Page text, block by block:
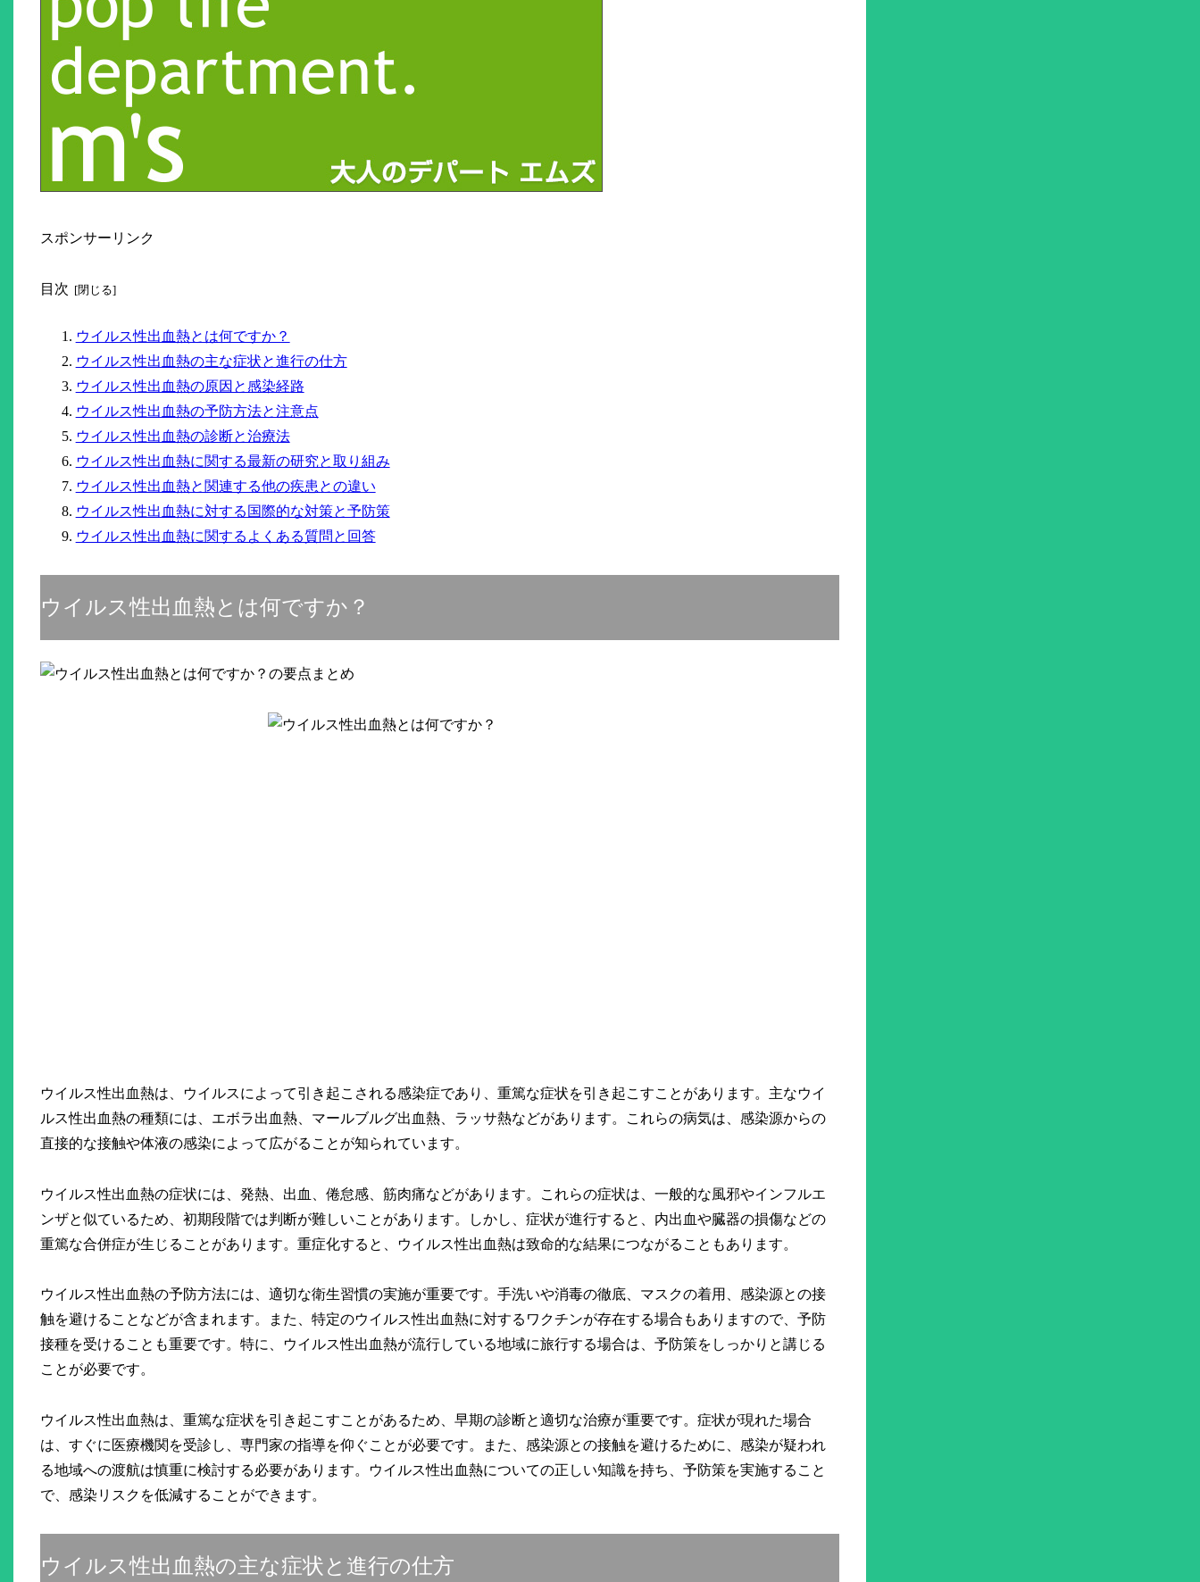
スポンサーリンク
目次
ウイルス性出血熱とは何ですか？
ウイルス性出血熱の主な症状と進行の仕方
ウイルス性出血熱の原因と感染経路
ウイルス性出血熱の予防方法と注意点
ウイルス性出血熱の診断と治療法
ウイルス性出血熱に関する最新の研究と取り組み
ウイルス性出血熱と関連する他の疾患との違い
ウイルス性出血熱に対する国際的な対策と予防策
ウイルス性出血熱に関するよくある質問と回答
ウイルス性出血熱とは何ですか？
ウイルス性出血熱は、ウイルスによって引き起こされる感染症であり、重篤な症状を引き起こすことがあります。主なウイ
ルス性出血熱の種類には、エボラ出血熱、マールブルグ出血熱、ラッサ熱などがあります。これらの病気は、感染源からの
直接的な接触や体液の感染によって広がることが知られています。
ウイルス性出血熱の症状には、発熱、出血、倦怠感、筋肉痛などがあります。これらの症状は、一般的な風邪やインフルエ
ンザと似ているため、初期段階では判断が難しいことがあります。しかし、症状が進行すると、内出血や臓器の損傷などの
重篤な合併症が生じることがあります。重症化すると、ウイルス性出血熱は致命的な結果につながることもあります。
ウイルス性出血熱の予防方法には、適切な衛生習慣の実施が重要です。手洗いや消毒の徹底、マスクの着用、感染源との接
触を避けることなどが含まれます。また、特定のウイルス性出血熱に対するワクチンが存在する場合もありますので、予防
接種を受けることも重要です。特に、ウイルス性出血熱が流行している地域に旅行する場合は、予防策をしっかりと講じる
ことが必要です。
ウイルス性出血熱は、重篤な症状を引き起こすことがあるため、早期の診断と適切な治療が重要です。症状が現れた場合
は、すぐに医療機関を受診し、専門家の指導を仰ぐことが必要です。また、感染源との接触を避けるために、感染が疑われ
る地域への渡航は慎重に検討する必要があります。ウイルス性出血熱についての正しい知識を持ち、予防策を実施すること
で、感染リスクを低減することができます。
ウイルス性出血熱の主な症状と進行の仕方